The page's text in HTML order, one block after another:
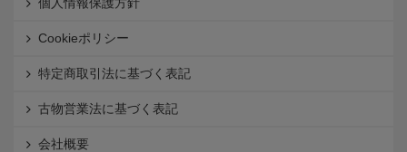
Cookieポリシー
特定商取引法に基づく表記
古物営業法に基づく表記
会社概要